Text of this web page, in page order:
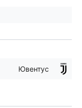
Ювентус